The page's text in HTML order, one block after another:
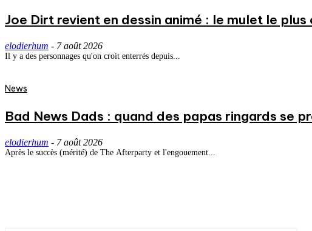
Joe Dirt revient en dessin animé : le mulet le
elodierhum - 7 août 2026
Il y a des personnages qu'on croit enterrés depuis...
News
Bad News Dads : quand des papas ringards se
elodierhum - 7 août 2026
Après le succès (mérité) de The Afterparty et l'engouement...